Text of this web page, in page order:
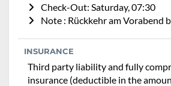
Check-Out: Saturday, 07:30
Note : Rückkehr am Vorabend
INSURANCE
Third party liability and fully
insurance (deductible in the